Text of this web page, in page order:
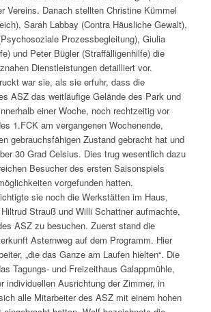
Vereins. Danach stellten Christine Kümmel
Sarah Labbay (Contra Häusliche Gewalt),
Prozessbegleitung), Giulia
und Peter Bügler (Straffälligenhilfe) die
Dienstleistungen detailliert vor.
war sie, als sie erfuhr, dass die
ASZ das weitläufige Gelände des Park und
einer Woche, noch rechtzeitig vor
1.FCK am vergangenen Wochenende,
gebrauchsfähigen Zustand gebracht hat und
30 Grad Celsius. Dies trug wesentlich dazu
Besucher des ersten Saisonspiels
vorgefunden hatten.
sie noch die Werkstätten im Haus,
Strauß und Willi Schattner aufmachte,
ASZ zu besuchen. Zuerst stand die
Asternweg auf dem Programm. Hier
„die das Ganze am Laufen hielten“. Die
Tagungs- und Freizeithaus Galappmühle,
individuellen Ausrichtung der Zimmer, in
alle Mitarbeiter des ASZ mit einem hohen